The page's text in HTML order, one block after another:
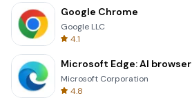
Google Chrome
Google LLC
4.1
Microsoft Edge: AI browser
Microsoft Corporation
4.8